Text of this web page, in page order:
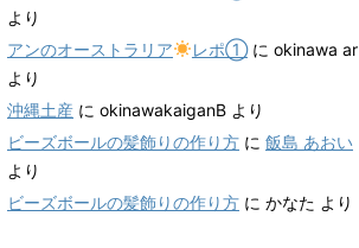
より
アンのオーストラリア
レポ①に okinawa ar
より
沖縄土産 に okinawakaiganB より
ビーズボールの髪飾りの作り方 に 飯島 あおい
より
ビーズボールの髪飾りの作り方 に かなた より